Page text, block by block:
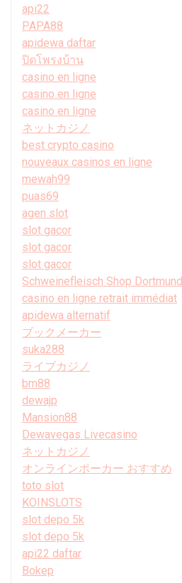
api22
PAPA88
apidewa daftar
ปิดโพรงบ้าน
casino en ligne
casino en ligne
casino en ligne
ネットカジノ
best crypto casino
nouveaux casinos en ligne
mewah99
puas69
agen slot
slot gacor
slot gacor
slot gacor
Schweinefleisch Shop Dortmund
casino en ligne retrait immédiat
apidewa alternatif
ブックメーカー
suka288
ライブカジノ
bm88
dewajp
Mansion88
Dewavegas Livecasino
ネットカジノ
オンラインポーカー おすすめ
toto slot
KOINSLOTS
slot depo 5k
slot depo 5k
api22 daftar
Bokep